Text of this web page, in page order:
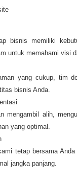
bisnis memiliki
untuk memahami visi
yang cukup, tim
bisnis Anda.
mengambil alih,
yang optimal.
tetap bersama
jangka panjang.